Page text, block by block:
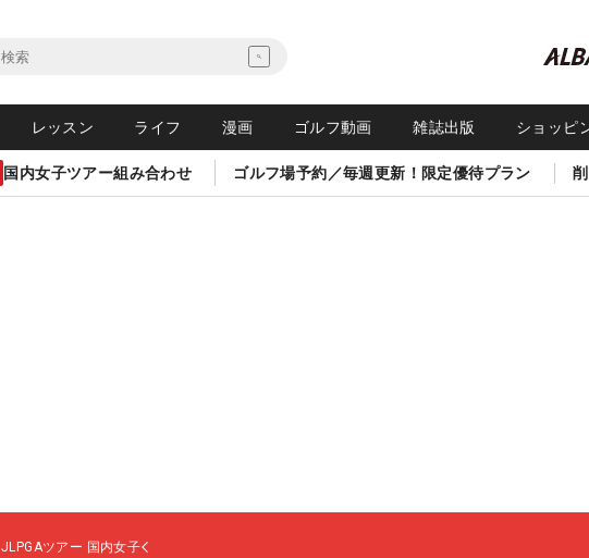
レッスン ライフ 漫画 ゴルフ動画 雑誌出版 ショッピ
国内女子ツアー組み合わせ ゴルフ場予約／毎週更新！限定優待プラン
JLPGAツアー 国内女子